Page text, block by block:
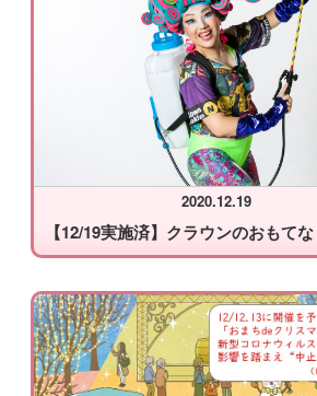
2020.12.19